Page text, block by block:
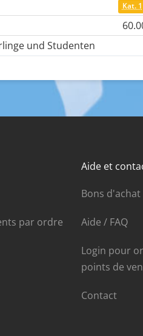
Kat. 1
und Studenten
par ordre
Aide et
Bons d'achat
Aide / FAQ
Login pour
points de
Contact